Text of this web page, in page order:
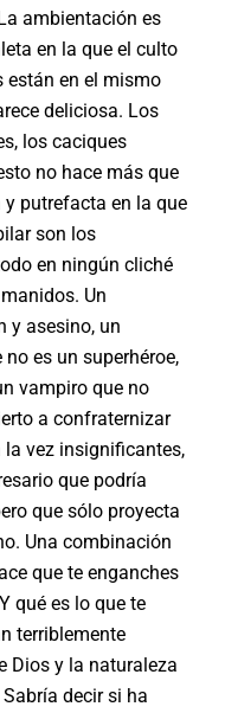
ambientación es
en la que el culto
están en el mismo
deliciosa. Los
los caciques
no hace más que
putrefacta en la que
son los
en ningún cliché
Un
y asesino, un
es un superhéroe,
vampiro que no
a confraternizar
vez insignificantes,
que podría
que sólo proyecta
Una combinación
que te enganches
qué es lo que te
terriblemente
Dios y la naturaleza
decir si ha